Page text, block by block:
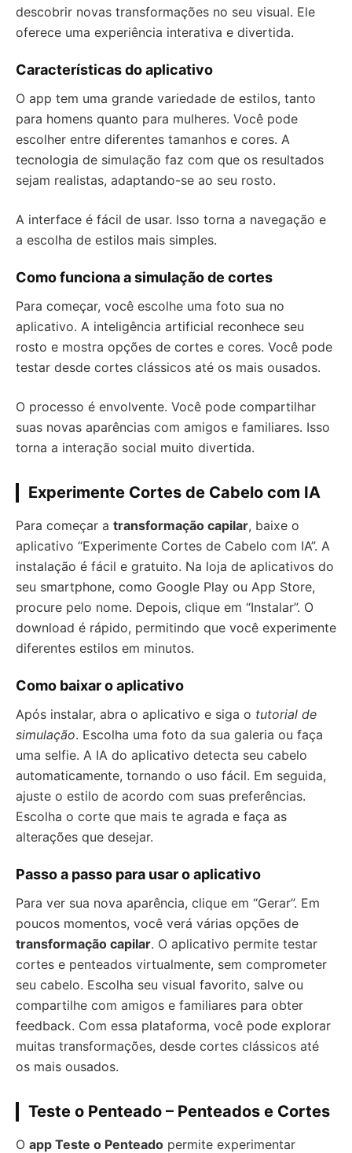
descobrir novas transformações no seu visual. Ele
oferece uma experiência interativa e divertida.
Características do aplicativo
O app tem uma grande variedade de estilos, tanto
para homens quanto para mulheres. Você pode
escolher entre diferentes tamanhos e cores. A
tecnologia de simulação faz com que os resultados
sejam realistas, adaptando-se ao seu rosto.
A interface é fácil de usar. Isso torna a navegação e
a escolha de estilos mais simples.
Como funciona a simulação de cortes
Para começar, você escolhe uma foto sua no
aplicativo. A inteligência artificial reconhece seu
rosto e mostra opções de cortes e cores. Você pode
testar desde cortes clássicos até os mais ousados.
O processo é envolvente. Você pode compartilhar
suas novas aparências com amigos e familiares. Isso
torna a interação social muito divertida.
Experimente Cortes de Cabelo com IA
Para começar a transformação capilar, baixe o
aplicativo “Experimente Cortes de Cabelo com IA”. A
instalação é fácil e gratuito. Na loja de aplicativos do
seu smartphone, como Google Play ou App Store,
procure pelo nome. Depois, clique em “Instalar”. O
download é rápido, permitindo que você experimente
diferentes estilos em minutos.
Como baixar o aplicativo
Após instalar, abra o aplicativo e siga o tutorial de
simulação. Escolha uma foto da sua galeria ou faça
uma selfie. A IA do aplicativo detecta seu cabelo
automaticamente, tornando o uso fácil. Em seguida,
ajuste o estilo de acordo com suas preferências.
Escolha o corte que mais te agrada e faça as
alterações que desejar.
Passo a passo para usar o aplicativo
Para ver sua nova aparência, clique em “Gerar”. Em
poucos momentos, você verá várias opções de
transformação capilar. O aplicativo permite testar
cortes e penteados virtualmente, sem comprometer
seu cabelo. Escolha seu visual favorito, salve ou
compartilhe com amigos e familiares para obter
feedback. Com essa plataforma, você pode explorar
muitas transformações, desde cortes clássicos até
os mais ousados.
Teste o Penteado – Penteados e Cortes
O app Teste o Penteado permite experimentar